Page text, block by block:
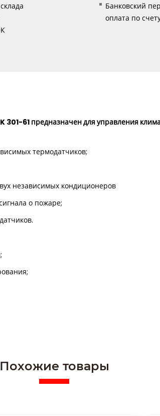
Банковский
оплата по
301-61 предназначен для управления
термодатчиков;
независимых кондиционеров
о пожаре;
Похожие товары